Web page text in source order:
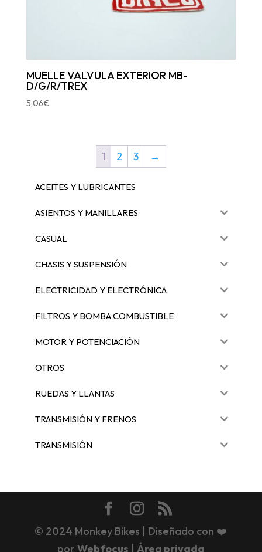
MUELLE VALVULA EXTERIOR MB-
D/G/R/TREX
5,06€
1 2 3 →
ACEITES Y LUBRICANTES
ASIENTOS Y MANILLARES
CASUAL
CHASIS Y SUSPENSIÓN
ELECTRICIDAD Y ELECTRÓNICA
FILTROS Y BOMBA COMBUSTIBLE
MOTOR Y POTENCIACIÓN
OTROS
RUEDAS Y LLANTAS
TRANSMISIÓN Y FRENOS
TRANSMISIÓN
© 2024 Monkey Bikes | Diseñado con ❤️
por Webfocus Área privada